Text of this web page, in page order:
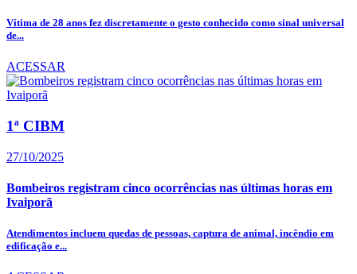
Vítima de 28 anos fez discretamente o gesto conhecido como sinal universal
de...
ACESSAR
1ª CIBM
27/10/2025
Bombeiros registram cinco ocorrências nas últimas horas em
Ivaiporã
Atendimentos incluem quedas de pessoas, captura de animal, incêndio em
edificação e...